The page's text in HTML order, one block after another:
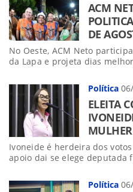
ACM
DE
No Oeste, ACM Neto
da Lapa e projeta dias
Política
ELEITA
Ivoneide é herdeira dos
apoio dai se elege deputada
Política